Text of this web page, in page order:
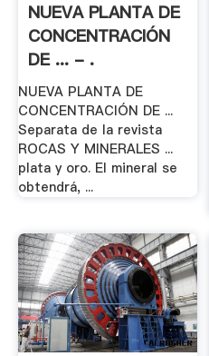
NUEVA PLANTA DE
CONCENTRACIÓN
DE ... - .
NUEVA PLANTA DE
CONCENTRACIÓN DE ...
Separata de la revista
ROCAS Y MINERALES ...
plata y oro. El mineral se
obtendrá, ...